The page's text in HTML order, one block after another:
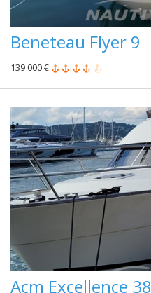
Beneteau Flyer 9
139 000 €
Acm Excellence 38